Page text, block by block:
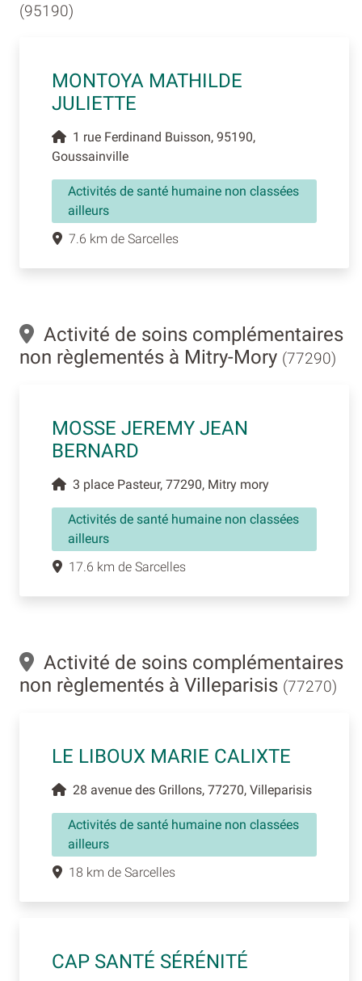
(95190)
MONTOYA MATHILDE
JULIETTE
1 rue Ferdinand Buisson, 95190,
Goussainville
Activités de santé humaine non classées
ailleurs
7.6 km de Sarcelles
Activité de soins complémentaires
non règlementés à Mitry-Mory (77290)
MOSSE JEREMY JEAN
BERNARD
3 place Pasteur, 77290, Mitry mory
Activités de santé humaine non classées
ailleurs
17.6 km de Sarcelles
Activité de soins complémentaires
non règlementés à Villeparisis (77270)
LE LIBOUX MARIE CALIXTE
28 avenue des Grillons, 77270, Villeparisis
Activités de santé humaine non classées
ailleurs
18 km de Sarcelles
CAP SANTÉ SÉRÉNITÉ